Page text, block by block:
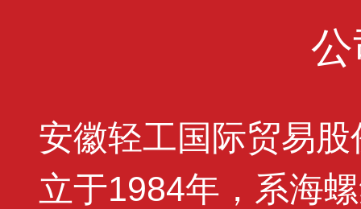
安徽轻工国际贸易
立于1984年，系海